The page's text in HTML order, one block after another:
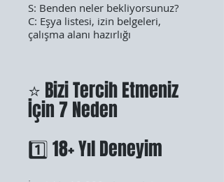
S: Benden neler bekliyorsunuz?
C: Eşya listesi, izin belgeleri,
çalışma alanı hazırlığı
⭐ Bizi Tercih Etmeniz
İçin 7 Neden
1️⃣ 18+ Yıl Deneyim